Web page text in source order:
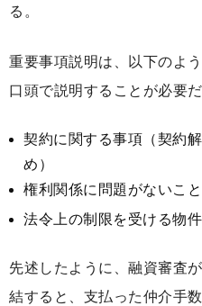
る。
重要事項説明は、以下のよ
口頭で説明することが必要だ
契約に関する事項（契約
め）
権利関係に問題がないこと
法令上の制限を受ける物
先述したように、融資審査
結すると、支払った仲介手